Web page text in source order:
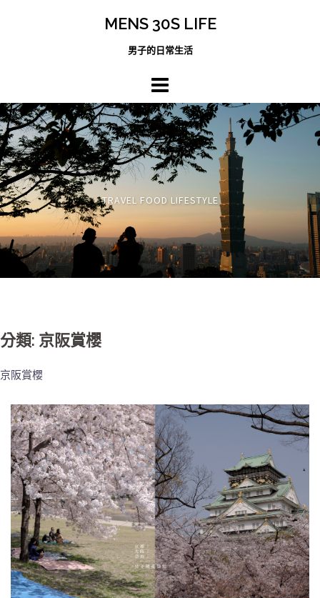
MENS 30S LIFE
男子的日常生活
TRAVEL FOOD LIFESTYLE
分類: 京阪賞櫻
京阪賞櫻